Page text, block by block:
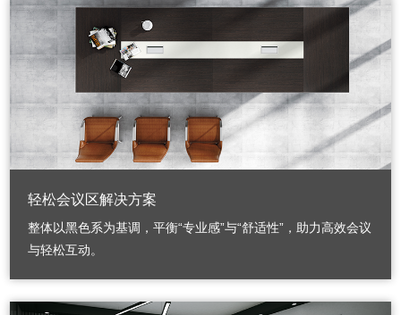
轻松会议区解决方案
‌整体以黑色系为基调，平衡“专业感”与“舒适性”，助力高效会议
与轻松互动。